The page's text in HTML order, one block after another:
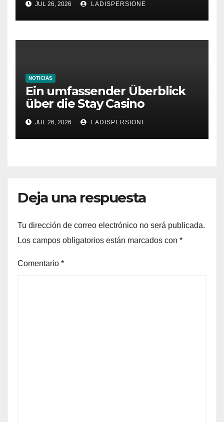
JUL 26, 2026 LADISPERSIONE
NOTICIAS
Ein umfassender Überblick
über die Stay Casino
Bonusbedingungen
JUL 26, 2026 LADISPERSIONE
Deja una respuesta
Tu dirección de correo electrónico no será publicada.
Los campos obligatorios están marcados con *
Comentario *